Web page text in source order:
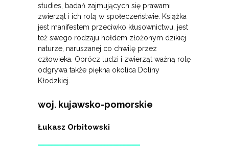
studies, badań zajmujących się prawami
zwierząt i ich rolą w społeczeństwie. Książka
jest manifestem przeciwko kłusownictwu, jest
też swego rodzaju hołdem złożonym dzikiej
naturze, naruszanej co chwilę przez
człowieka. Oprócz ludzi i zwierząt ważną rolę
odgrywa także piękna okolica Doliny
Kłodzkiej.
woj. kujawsko-pomorskie
Łukasz Orbitowski